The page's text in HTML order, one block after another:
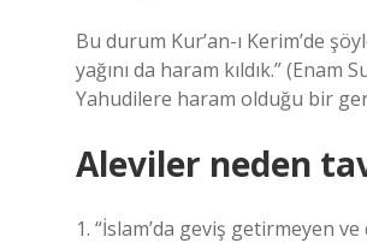
Bu durum Kur’an-ı Kerim’de
yağını da haram kıldık.”
Yahudilere haram olduğu bir
Aleviler neden
1. “İslam’da geviş getirmeyen